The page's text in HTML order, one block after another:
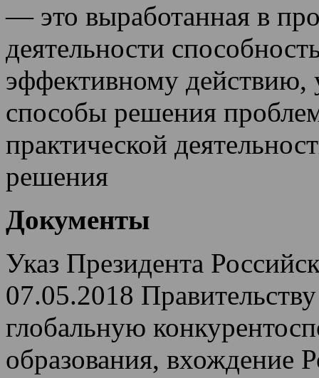
— это выработанная в
деятельности
эффективному действию,
способы решения
практической
решения
Документы
Указ Президента
07.05.2018
глобальную
образования, вхождение